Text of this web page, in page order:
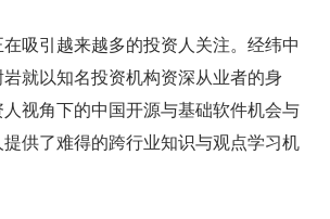
吸引越来越多的投资人关注。经纬中
就以知名投资机构资深从业者的身
视角下的中国开源与基础软件机会与
供了难得的跨行业知识与观点学习机